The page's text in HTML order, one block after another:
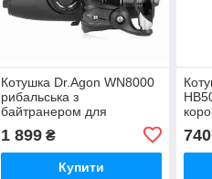
Котушка Dr.Agon WN8000
рибальська з
байтранером для
риболовлі
1 899₴
Купити
740